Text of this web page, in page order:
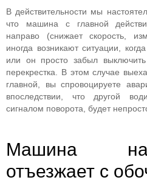
В действительности мы
что машина с главной
направо (снижает скорость,
иногда возникают ситуации,
или он просто забыл
перекрестка. В этом случае
главной, вы спровоцируете
впоследствии, что другой
сигналом поворота, будет
Машина
отъезжает с